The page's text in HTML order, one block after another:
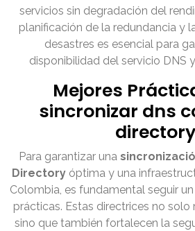
servicios sin degradación del
planificación de la redundancia y
desastres es esencial para
disponibilidad del servicio DNS
Mejores
sincronizar dns
directory
Para garantizar una
Directoryóptima y una
Colombia, es fundamental seguir
prácticas. Estas directrices no solo
sino que también fortalecen la